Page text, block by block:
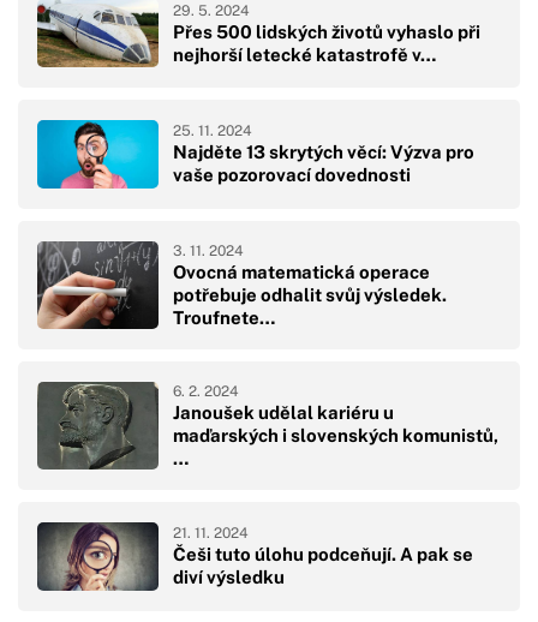
Přes 500 lidských životů vyhaslo při
nejhorší letecké katastrofě v…
29. 5. 2024
Najděte 13 skrytých věcí: Výzva pro
vaše pozorovací dovednosti
25. 11. 2024
Ovocná matematická operace
potřebuje odhalit svůj výsledek.
Troufnete…
3. 11. 2024
Janoušek udělal kariéru u
maďarských i slovenských komunistů,
…
6. 2. 2024
Češi tuto úlohu podceňují. A pak se
diví výsledku
21. 11. 2024